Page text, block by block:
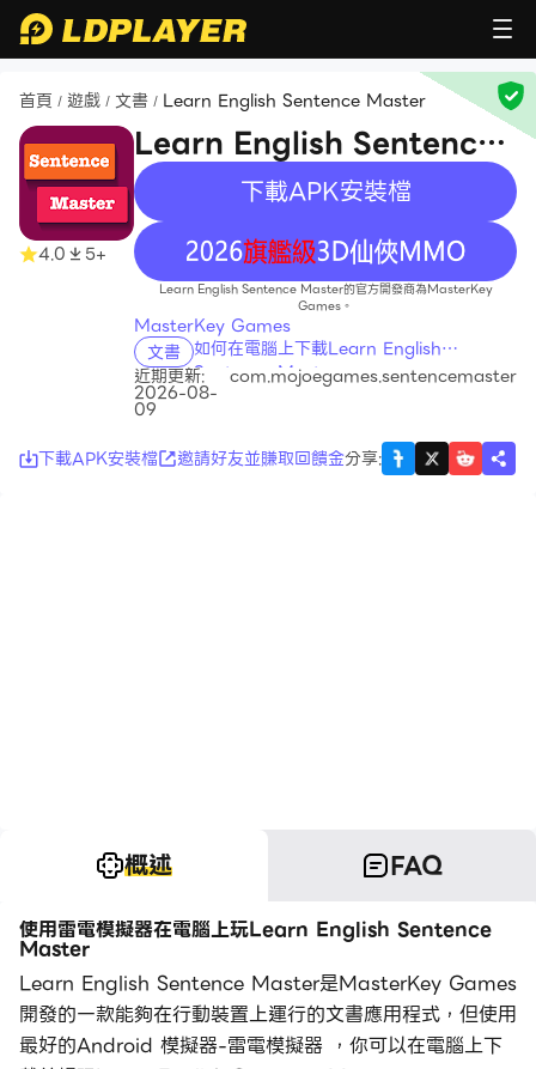
首頁 / 遊戲 / 文書 / Learn English Sentence Master
4.0 5+
Learn English Sentence
Master下載APK安裝檔
recommend
Learn English Sentence Master的官方開發商為MasterKey
Games。
MasterKey Games
文書 如何在電腦上下載Learn English
Sentence Master
近期更新:
2026-08-
09
com.mojoegames.sentencemaster
下載APK安裝檔 邀請好友並賺取回饋金分享:
概述 FAQ
使用雷電模擬器在電腦上玩Learn English Sentence
Master
Learn English Sentence Master是MasterKey Games
開發的一款能夠在行動裝置上運行的文書應用程式，但使用
最好的Android 模擬器-雷電模擬器 ，你可以在電腦上下